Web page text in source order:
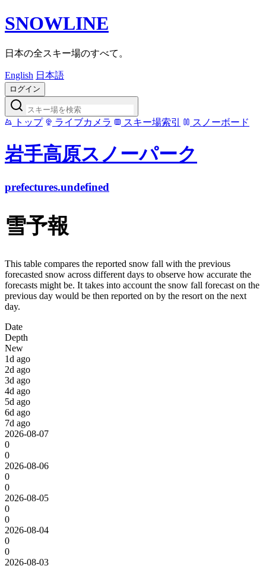
SNOWLINE
日本の全スキー場のすべて。
English 日本語
ログイン
トップ ライブカメラ スキー場索引 スノーボード
岩手高原スノーパーク
prefectures.undefined
雪予報
This table compares the reported snow fall with the previous
forecasted snow across different days to observe how accurate the
forecasts might be. It takes into account the snow fall forecast on the
previous day would be then reported on by the resort on the next
day.
Date
Depth
New
1d ago
2d ago
3d ago
4d ago
5d ago
6d ago
7d ago
2026-08-07
0
0
2026-08-06
0
0
2026-08-05
0
0
2026-08-04
0
0
2026-08-03